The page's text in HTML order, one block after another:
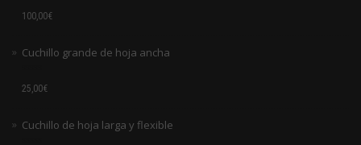
Valorado
en
5
100,00€
Cuchillo grande de hoja ancha
Valorado
en
5
25,00€
Cuchillo de hoja larga y flexible